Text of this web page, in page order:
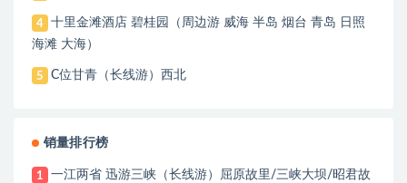
4
十里金滩酒店 碧桂园（周边游 威海 半岛 烟台 青岛 日照
海滩 大海）
5 C位甘青（长线游）西北
销量排行榜
1
一江两省 迅游三峡（长线游）屈原故里/三峡大坝/昭君故